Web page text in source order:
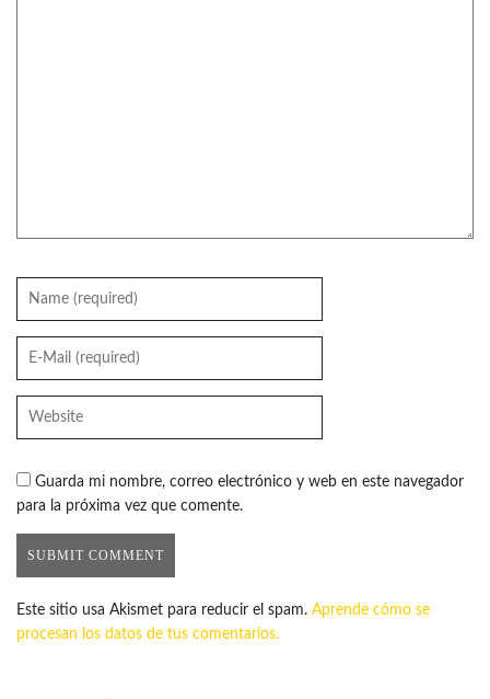
Guarda mi nombre, correo electrónico y web en este navegador
para la próxima vez que comente.
Este sitio usa Akismet para reducir el spam. Aprende cómo se
procesan los datos de tus comentarios.